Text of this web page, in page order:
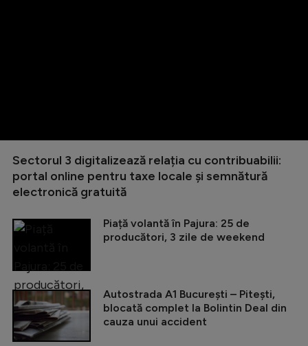
Sectorul 3 digitalizează relația cu contribuabilii:
portal online pentru taxe locale și semnătură
electronică gratuită
Piață volantă în Pajura: 25 de
producători, 3 zile de weekend
Autostrada A1 București – Pitești,
blocată complet la Bolintin Deal din
cauza unui accident